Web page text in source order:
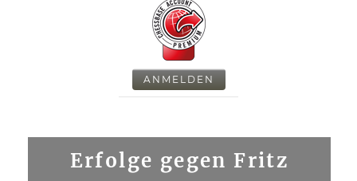
ANMELDEN
Erfolge gegen Fritz